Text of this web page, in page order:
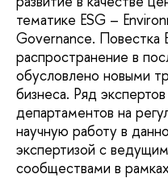
тематике ESG –
Governance. Повестка
распространение в
обусловлено новыми
бизнеса. Ряд
департаментов на
научную работу в
экспертизой с
сообществами в